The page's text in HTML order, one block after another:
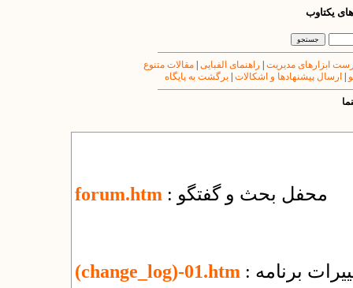
یکتاوب
ابزارهای مدیریت راهنمای الفبایی |مقالات متنوع
ارسال پیشنهادها و اشکالات برگشت به پایگاه
forum.htm : محفل بحث و گفتگو
(change_log)-01.htm برنامه